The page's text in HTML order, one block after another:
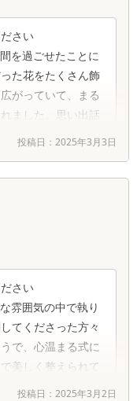
さい
を過ごせたことに
た花をたくさん飾
がっていて、まる
ました。思い出話
を過ごすことがで
ださい
ら進めていただ
くださいました。
謝しています。
お聞かせください
はありません。
投稿日： 2025年3月3日
さい
雰囲気の中で執り
てくださった方々
で、心温まる式に
美しく整えられて
。
投稿日： 2025年3月2日